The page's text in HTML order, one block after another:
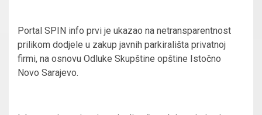
Portal SPIN info prvi je ukazao na netransparentnost
prilikom dodjele u zakup javnih parkirališta privatnoj
firmi, na osnovu Odluke Skupštine opštine Istočno
Novo Sarajevo.